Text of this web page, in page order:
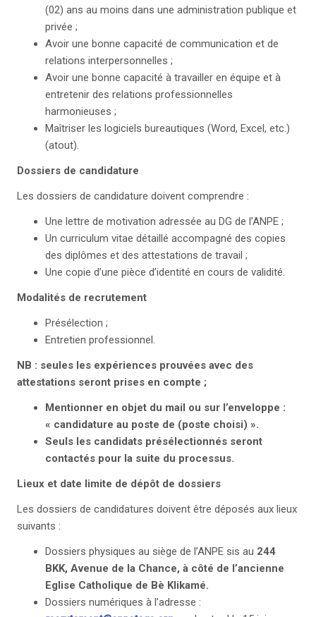
(02) ans au moins dans une administration publique et
privée ;
Avoir une bonne capacité de communication et de
relations interpersonnelles ;
Avoir une bonne capacité à travailler en équipe et à
entretenir des relations professionnelles
harmonieuses ;
Maîtriser les logiciels bureautiques (Word, Excel, etc.)
(atout).
Dossiers de candidature
Les dossiers de candidature doivent comprendre :
Une lettre de motivation adressée au DG de l’ANPE ;
Un curriculum vitae détaillé accompagné des copies
des diplômes et des attestations de travail ;
Une copie d’une pièce d’identité en cours de validité.
Modalités de recrutement
Présélection ;
Entretien professionnel.
NB : seules les expériences prouvées avec des
attestations seront prises en compte ;
Mentionner en objet du mail ou sur l’enveloppe :
« candidature au poste de (poste choisi) ».
Seuls les candidats présélectionnés seront
contactés pour la suite du processus.
Lieux et date limite de dépôt de dossiers
Les dossiers de candidatures doivent être déposés aux lieux
suivants :
Dossiers physiques au siège de l’ANPE sis au 244
BKK, Avenue de la Chance, à côté de l’ancienne
Eglise Catholique de Bè Klikamé.
Dossiers numériques à l’adresse :